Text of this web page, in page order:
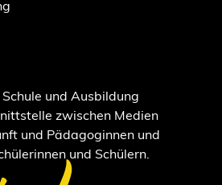
und Ausbildung
zwischen Medien
und Pädagoginnen und
und Schülern.